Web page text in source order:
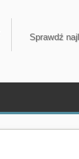
Sprawdź